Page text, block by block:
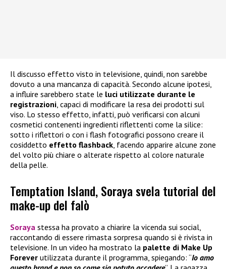
Il discusso effetto visto in televisione, quindi, non sarebbe
dovuto a una mancanza di capacità. Secondo alcune ipotesi,
a influire sarebbero state le luci utilizzate durante le
registrazioni, capaci di modificare la resa dei prodotti sul
viso. Lo stesso effetto, infatti, può verificarsi con alcuni
cosmetici contenenti ingredienti riflettenti come la silice:
sotto i riflettori o con i flash fotografici possono creare il
cosiddetto effetto flashback, facendo apparire alcune zone
del volto più chiare o alterate rispetto al colore naturale
della pelle.
Temptation Island, Soraya svela tutorial del
make-up del falò
Soraya stessa ha provato a chiarire la vicenda sui social,
raccontando di essere rimasta sorpresa quando si è rivista in
televisione. In un video ha mostrato la palette di Make Up
Forever utilizzata durante il programma, spiegando: “Io amo